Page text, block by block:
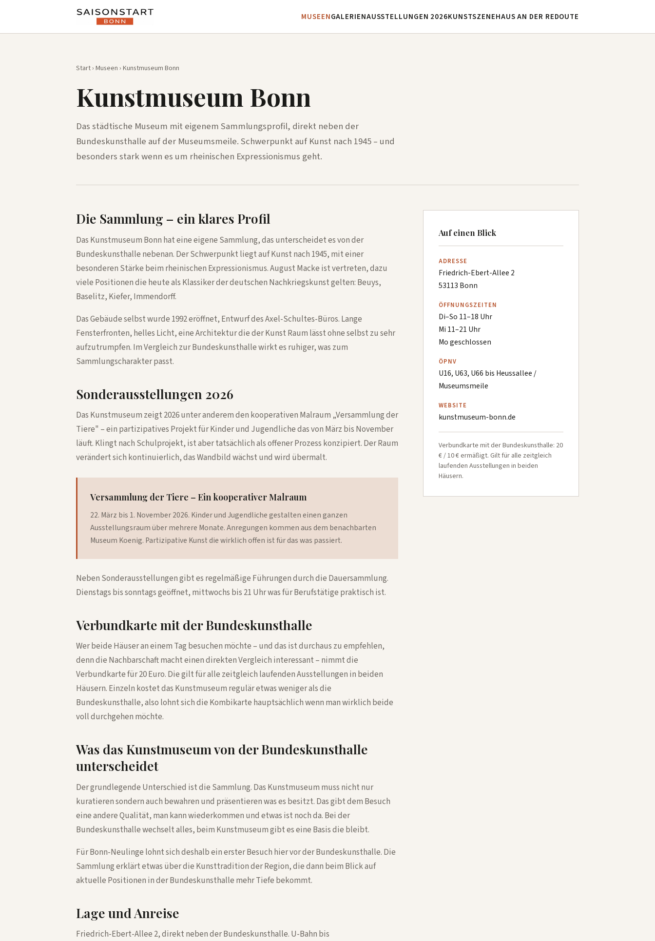
MUSEENGALERIENAUSSTELLUNGEN 2026KUNSTSZENEHAUS AN DER REDOUTE
Start› Museen › Kunstmuseum Bonn
Kunstmuseum Bonn
Das städtische Museum mit eigenem Sammlungsprofil, direkt neben der
Bundeskunsthalle auf der Museumsmeile. Schwerpunkt auf Kunst nach 1945 – und
besonders stark wenn es um rheinischen Expressionismus geht.
Die Sammlung – ein klares Profil
Das Kunstmuseum Bonn hat eine eigene Sammlung, das unterscheidet es von der
Bundeskunsthalle nebenan. Der Schwerpunkt liegt auf Kunst nach 1945, mit einer
besonderen Stärke beim rheinischen Expressionismus. August Macke ist vertreten, dazu
viele Positionen die heute als Klassiker der deutschen Nachkriegskunst gelten: Beuys,
Baselitz, Kiefer, Immendorff.
Das Gebäude selbst wurde 1992 eröffnet, Entwurf des Axel-Schultes-Büros. Lange
Fensterfronten, helles Licht, eine Architektur die der Kunst Raum lässt ohne selbst zu sehr
aufzutrumpfen. Im Vergleich zur Bundeskunsthalle wirkt es ruhiger, was zum
Sammlungscharakter passt.
Sonderausstellungen 2026
Das Kunstmuseum zeigt 2026 unter anderem den kooperativen Malraum „Versammlung der
Tiere" – ein partizipatives Projekt für Kinder und Jugendliche das von März bis November
läuft. Klingt nach Schulprojekt, ist aber tatsächlich als offener Prozess konzipiert. Der Raum
verändert sich kontinuierlich, das Wandbild wächst und wird übermalt.
Versammlung der Tiere – Ein kooperativer Malraum
22. März bis 1. November 2026. Kinder und Jugendliche gestalten einen ganzen
Ausstellungsraum über mehrere Monate. Anregungen kommen aus dem benachbarten
Museum Koenig. Partizipative Kunst die wirklich offen ist für das was passiert.
Neben Sonderausstellungen gibt es regelmäßige Führungen durch die Dauersammlung.
Dienstags bis sonntags geöffnet, mittwochs bis 21 Uhr was für Berufstätige praktisch ist.
Verbundkarte mit der Bundeskunsthalle
Wer beide Häuser an einem Tag besuchen möchte – und das ist durchaus zu empfehlen,
denn die Nachbarschaft macht einen direkten Vergleich interessant – nimmt die
Verbundkarte für 20 Euro. Die gilt für alle zeitgleich laufenden Ausstellungen in beiden
Häusern. Einzeln kostet das Kunstmuseum regulär etwas weniger als die
Bundeskunsthalle, also lohnt sich die Kombikarte hauptsächlich wenn man wirklich beide
voll durchgehen möchte.
Was das Kunstmuseum von der Bundeskunsthalle
unterscheidet
Der grundlegende Unterschied ist die Sammlung. Das Kunstmuseum muss nicht nur
kuratieren sondern auch bewahren und präsentieren was es besitzt. Das gibt dem Besuch
eine andere Qualität, man kann wiederkommen und etwas ist noch da. Bei der
Bundeskunsthalle wechselt alles, beim Kunstmuseum gibt es eine Basis die bleibt.
Für Bonn-Neulinge lohnt sich deshalb ein erster Besuch hier vor der Bundeskunsthalle. Die
Sammlung erklärt etwas über die Kunsttradition der Region, die dann beim Blick auf
aktuelle Positionen in der Bundeskunsthalle mehr Tiefe bekommt.
Lage und Anreise
Friedrich-Ebert-Allee 2, direkt neben der Bundeskunsthalle. U-Bahn bis
Auf einen Blick
ADRESSE
Friedrich-Ebert-Allee 2
53113 Bonn
ÖFFNUNGSZEITEN
Di–So 11–18 Uhr
Mi 11–21 Uhr
Mo geschlossen
ÖPNV
U16, U63, U66 bis Heussallee /
Museumsmeile
WEBSITE
kunstmuseum-bonn.de
Verbundkarte mit der Bundeskunsthalle: 20
€ / 10 € ermäßigt. Gilt für alle zeitgleich
laufenden Ausstellungen in beiden
Häusern.